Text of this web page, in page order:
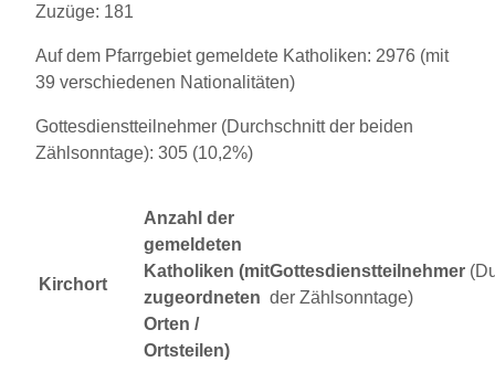
Zuzüge: 181
Auf dem Pfarrgebiet gemeldete Katholiken: 2976 (mit
39 verschiedenen Nationalitäten)
Gottesdienstteilnehmer (Durchschnitt der beiden
Zählsonntage): 305 (10,2%)
Kirchort
Anzahl der
gemeldeten
Katholiken (mit
zugeordneten
Orten /
Ortsteilen)
Gottesdienstteilnehmer
der Zählsonntage)